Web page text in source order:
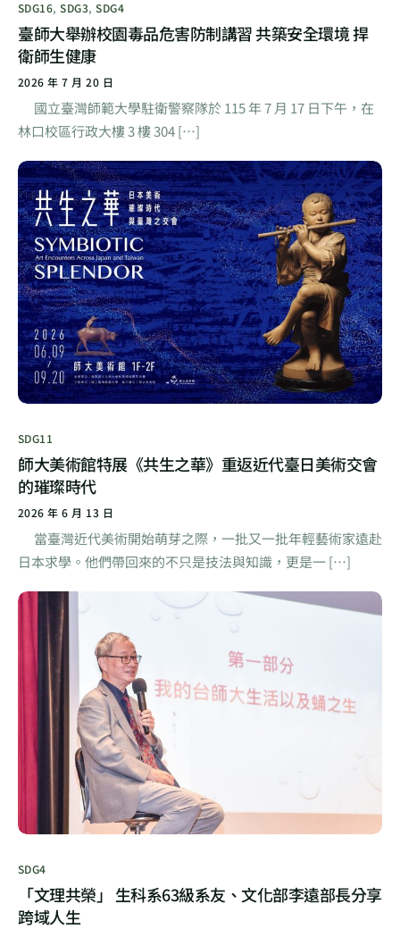
SDG16,SDG3,SDG4
臺師大舉辦校園毒品危害防制講習 共築安全環境 捍
衛師生健康
2026 年 7 月 20 日
國立臺灣師範大學駐衛警察隊於 115 年 7 月 17 日下午，在
林口校區行政大樓 3 樓 304 […]
SDG11
師大美術館特展《共生之華》重返近代臺日美術交會
的璀璨時代
2026 年 6 月 13 日
當臺灣近代美術開始萌芽之際，一批又一批年輕藝術家遠赴
日本求學。他們帶回來的不只是技法與知識，更是一 […]
SDG4
「文理共榮」 生科系63級系友、文化部李遠部長分享
跨域人生